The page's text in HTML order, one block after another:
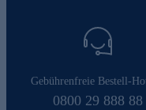
Gebührenfreie Bestell-
0800 29 888 88